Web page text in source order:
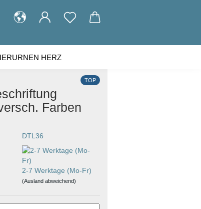
HERZ
ÜBER UNS
TOP
Farben
DTL36
2-7 Werktage (Mo-Fr)
(Ausland abweichend)